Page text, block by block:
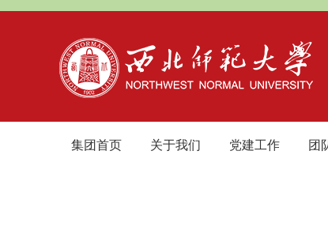
集团首页 关于我们 党建工作 团